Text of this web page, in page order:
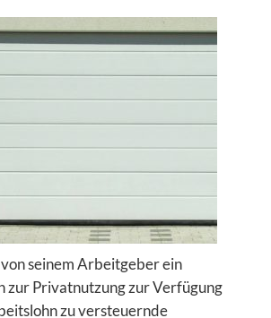
seinem Arbeitgeber ein
zur Privatnutzung zur Verfügung
zu versteuernde